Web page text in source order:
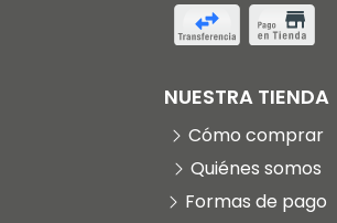
NUESTRA TIENDA
Cómo comprar
Quiénes somos
Formas de pago